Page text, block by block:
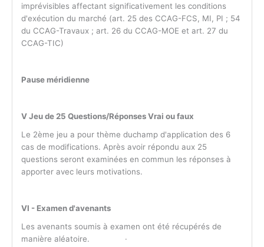
imprévisibles affectant significativement les conditions
d'exécution du marché (art. 25 des CCAG-FCS, MI, PI ; 54
du CCAG-Travaux ; art. 26 du CCAG-MOE et art. 27 du
CCAG-TIC)
Pause méridienne
V Jeu de 25 Questions/Réponses Vrai ou faux
Le 2ème jeu a pour thème duchamp d'application des 6
cas de modifications. Après avoir répondu aux 25
questions seront examinées en commun les réponses à
apporter avec leurs motivations.
VI - Examen d'avenants
Les avenants soumis à examen ont été récupérés de
manière aléatoire. ·